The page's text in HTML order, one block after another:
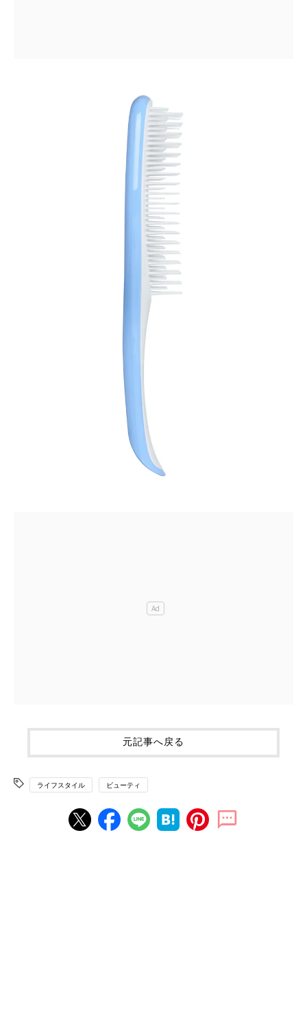
元記事へ戻る
ライフスタイル ビューティ